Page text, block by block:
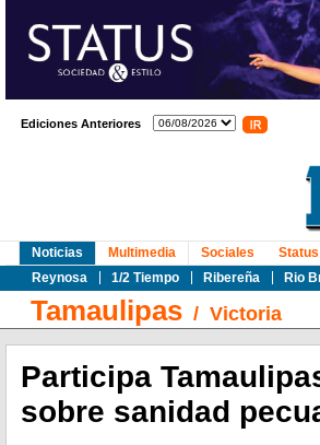
Ediciones Anteriores
Noticias
Reynosa
1/2 Tiempo Ribereña Rio
Multimedia Sociales Status
Tamaulipas / Victoria
Participa
sobre sanidad